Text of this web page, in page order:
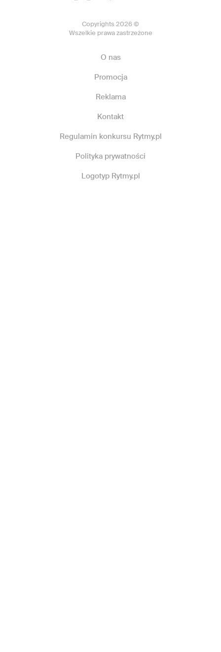
Copyrights 2026 ©
Wszelkie prawa zastrzeżone
O nas
Promocja
Reklama
Kontakt
Regulamin konkursu Rytmy.pl
Polityka prywatności
Logotyp Rytmy.pl